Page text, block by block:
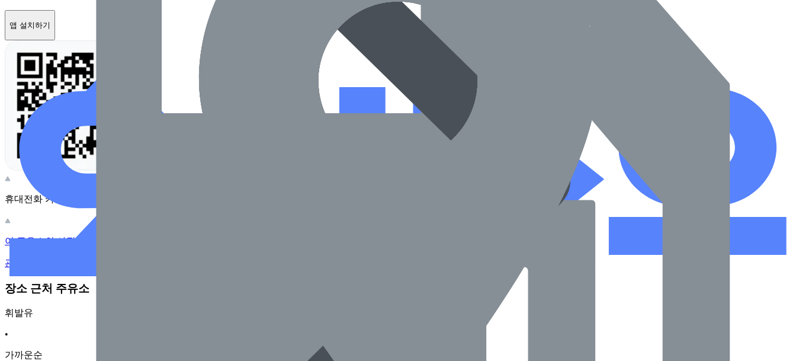
앱 설치하기
휴대전화 카메라로 찍어보세요
이 주유소의 사장님이신가요?
관리하기
장소 근처 주유소
휘발유
•
가까운순